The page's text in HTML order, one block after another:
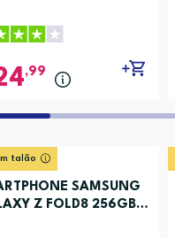
,99
talão
SAMSUNG
Z FOLD8 256GB